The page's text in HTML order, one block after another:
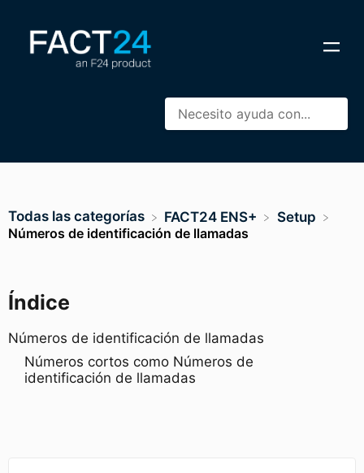
Índice
Números de identificación de llamadas
Números cortos como Números de
identificación de llamadas
Todas las categorías ​FACT24 ENS+
​Setup
Números de identificación de llamadas